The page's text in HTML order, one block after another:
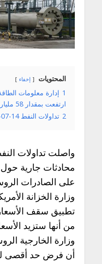
المحتويات إخفاء
1 إدارة معلومات
ارتفعت بمقدار 58 مليار قدم مكعب
2 تداولات النفط 14-07-2022
محادثات جارية
على الصادرات
وزارة الخزانة
تطبيق سقف
من أنها ستزيد
وزارة الخارجية
أن فرض حد أقصى